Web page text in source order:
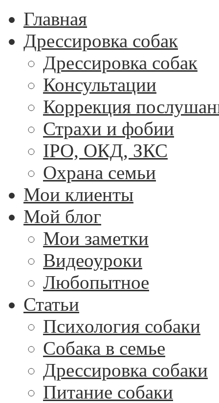
Главная
Дрессировка собак
Дрессировка собак
Консультации
Коррекция
Страхи и фобии
IPO, ОКД, ЗКС
Охрана семьи
Мои клиенты
Мой блог
Мои заметки
Видеоуроки
Любопытное
Статьи
Психология собаки
Собака в семье
Дрессировка собаки
Питание собаки